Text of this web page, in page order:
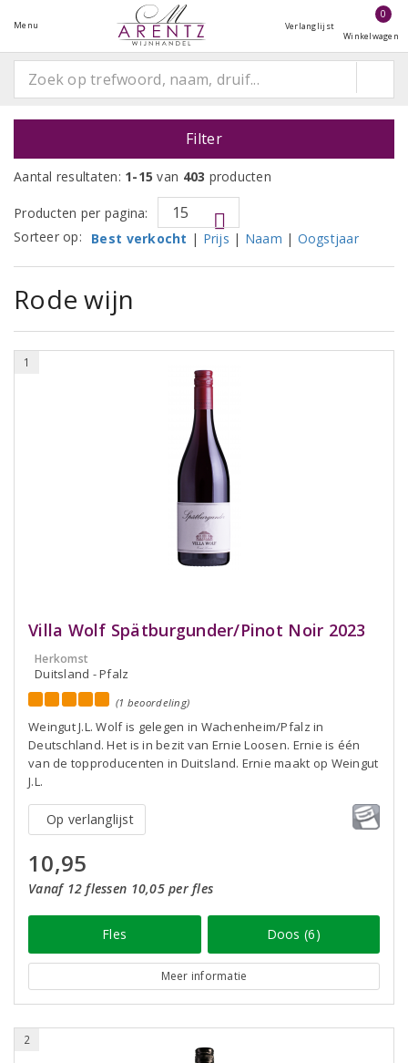
Menu Verlanglijst
0
Winkelwagen
Filter
Aantal resultaten: 1-15 van 403 producten
Producten per pagina:
Sorteer op:
Best verkocht | Prijs | Naam | Oogstjaar
Rode wijn
1
Villa Wolf Spätburgunder/Pinot Noir 2023
Herkomst
Duitsland - Pfalz
(1 beoordeling)
Weingut J.L. Wolf is gelegen in Wachenheim/Pfalz in
Deutschland. Het is in bezit van Ernie Loosen. Ernie is één
van de topproducenten in Duitsland. Ernie maakt op Weingut
J.L.
Op verlanglijst
10,95
Vanaf 12 flessen 10,05 per fles
Fles Doos (6)
Meer informatie
2